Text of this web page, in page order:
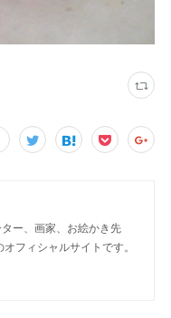
ー、画家、お絵かき先
フィシャルサイトです。